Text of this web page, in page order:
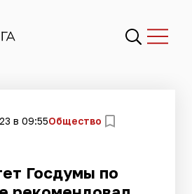
в 09:55Общество
Госдумы по